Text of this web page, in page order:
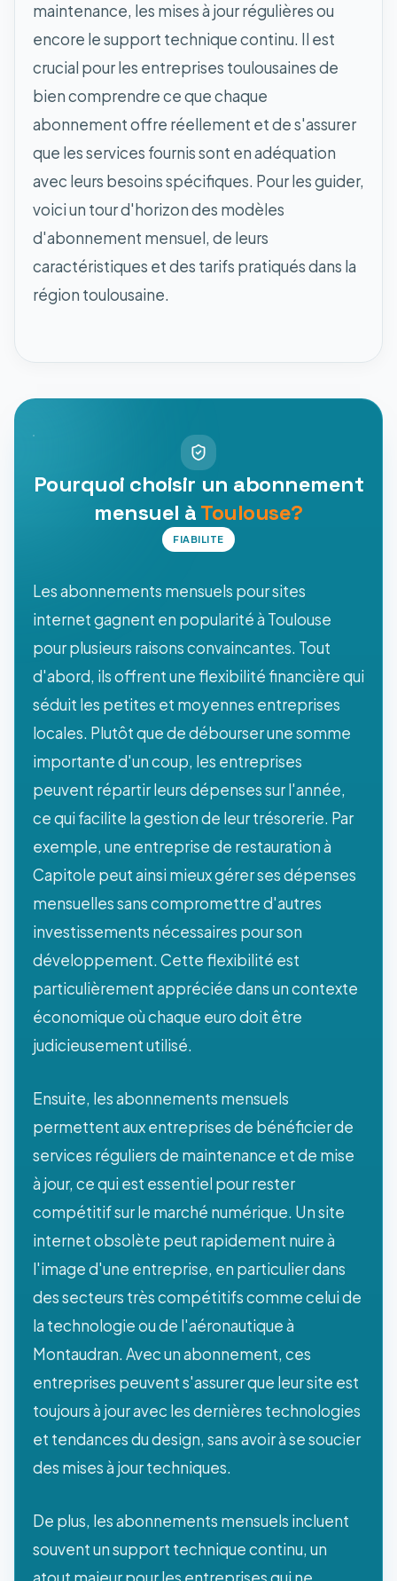
maintenance, les mises à jour régulières ou
encore le support technique continu. Il est
crucial pour les entreprises toulousaines de
bien comprendre ce que chaque
abonnement offre réellement et de s'assurer
que les services fournis sont en adéquation
avec leurs besoins spécifiques. Pour les guider,
voici un tour d'horizon des modèles
d'abonnement mensuel, de leurs
caractéristiques et des tarifs pratiqués dans la
région toulousaine.
Pourquoi choisir un abonnement
mensuel àToulouse?
FIABILITE
Les abonnements mensuels pour sites
internet gagnent en popularité à Toulouse
pour plusieurs raisons convaincantes. Tout
d'abord, ils offrent une flexibilité financière qui
séduit les petites et moyennes entreprises
locales. Plutôt que de débourser une somme
importante d'un coup, les entreprises
peuvent répartir leurs dépenses sur l'année,
ce qui facilite la gestion de leur trésorerie. Par
exemple, une entreprise de restauration à
Capitole peut ainsi mieux gérer ses dépenses
mensuelles sans compromettre d'autres
investissements nécessaires pour son
développement. Cette flexibilité est
particulièrement appréciée dans un contexte
économique où chaque euro doit être
judicieusement utilisé.
Ensuite, les abonnements mensuels
permettent aux entreprises de bénéficier de
services réguliers de maintenance et de mise
à jour, ce qui est essentiel pour rester
compétitif sur le marché numérique. Un site
internet obsolète peut rapidement nuire à
l'image d'une entreprise, en particulier dans
des secteurs très compétitifs comme celui de
la technologie ou de l'aéronautique à
Montaudran. Avec un abonnement, ces
entreprises peuvent s'assurer que leur site est
toujours à jour avec les dernières technologies
et tendances du design, sans avoir à se soucier
des mises à jour techniques.
De plus, les abonnements mensuels incluent
souvent un support technique continu, un